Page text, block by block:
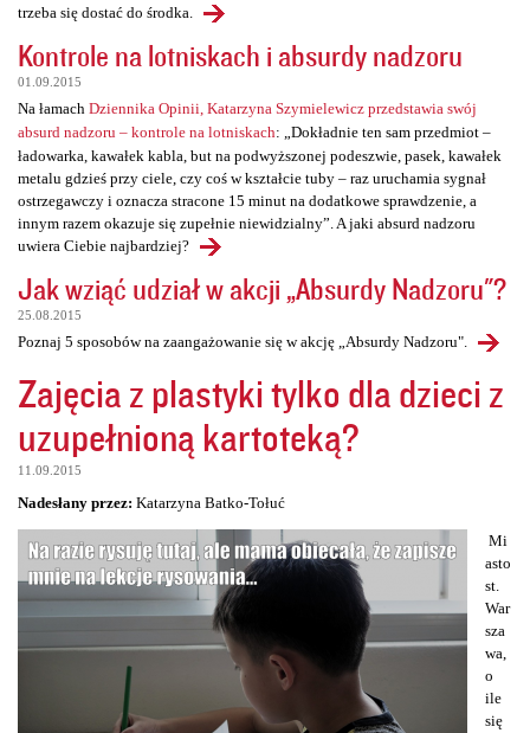
trzeba się dostać do środka.
Kontrole na lotniskach i absurdy nadzoru
01.09.2015
Na łamach Dziennika Opinii, Katarzyna Szymielewicz przedstawia swój
absurd nadzoru – kontrole na lotniskach: „Dokładnie ten sam przedmiot –
ładowarka, kawałek kabla, but na podwyższonej podeszwie, pasek, kawałek
metalu gdzieś przy ciele, czy coś w kształcie tuby – raz uruchamia sygnał
ostrzegawczy i oznacza stracone 15 minut na dodatkowe sprawdzenie, a
innym razem okazuje się zupełnie niewidzialny”. A jaki absurd nadzoru
uwiera Ciebie najbardziej?
Jak wziąć udział w akcji „Absurdy Nadzoru"?
25.08.2015
Poznaj 5 sposobów na zaangażowanie się w akcję „Absurdy Nadzoru".
Zajęcia z plastyki tylko dla dzieci z
uzupełnioną kartoteką?
11.09.2015
Nadesłany przez: Katarzyna Batko-Tołuć
Mi
asto
st.
War
sza
wa,
o
ile
się